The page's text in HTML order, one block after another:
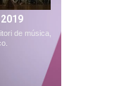
de música,